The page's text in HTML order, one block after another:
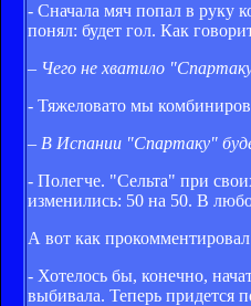
- Сначала мяч попал в руку
понял: будет гол. Как
– Чего не хватило
- Тяжеловато мы
– В Испании "Спартаку"
- Полегче. "Сельта" при
изменились: 50 на 50. В
А вот как
- Хотелось бы, конечно,
выбивала. Теперь придется